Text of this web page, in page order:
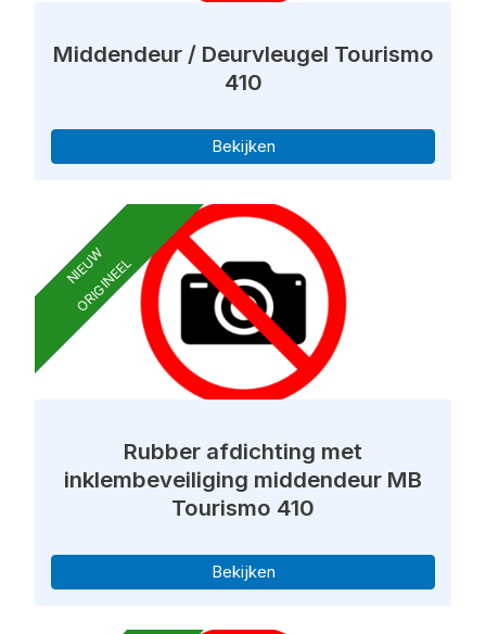
Middendeur / Deurvleugel Tourismo
410
Bekijken
NIEUW
ORIGINEEL
Rubber afdichting met
inklembeveiliging middendeur MB
Tourismo 410
Bekijken